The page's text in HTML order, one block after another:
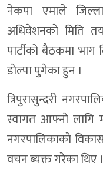
नेकपा एमाले
अधिवेशनकाे मिति
पार्टीको बैठकमा भाग
डाेल्पा पुगेका हुन ।
त्रिपुरासुन्दरी
स्वागत आफ्नाे लागि
नगरपालिकाकाे
वचन ब्यक्त गरेका थिए ।